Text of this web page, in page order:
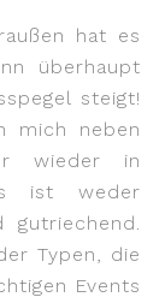
hat es
überhaupt
steigt!
mich neben
wieder in
ist weder
Typen, die
Events